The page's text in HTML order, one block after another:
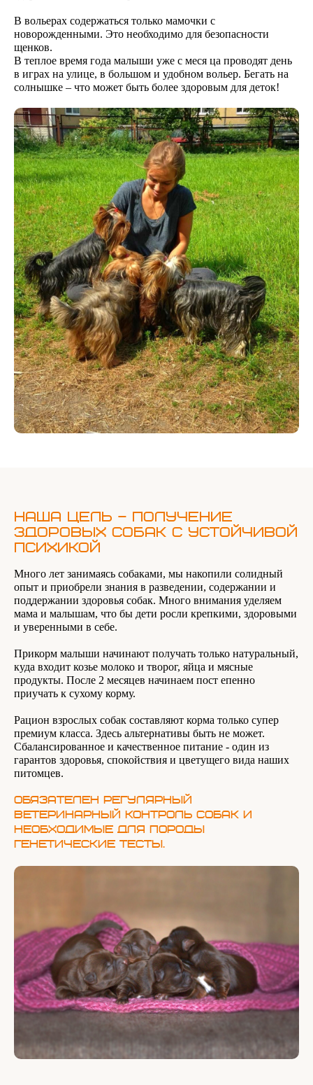
В вольерах содержаться только мамочки с
новорожденными. Это необходимо для безопасности
щенков.
В теплое время года малыши уже с меся ца проводят день
в играх на улице, в большом и удобном вольер. Бегать на
солнышке – что может быть более здоровым для деток!
Наша цель – получение
здоровых собак с устойчивой
психикой
Много лет занимаясь собаками, мы накопили солидный
опыт и приобрели знания в разведении, содержании и
поддержании здоровья собак. Много внимания уделяем
мама и малышам, что бы дети росли крепкими, здоровыми
и уверенными в себе.
Прикорм малыши начинают получать только натуральный,
куда входит козье молоко и творог, яйца и мясные
продукты. После 2 месяцев начинаем пост епенно
приучать к сухому корму.
Рацион взрослых собак составляют корма только супер
премиум класса. Здесь альтернативы быть не может.
Сбалансированное и качественное питание - один из
гарантов здоровья, спокойствия и цветущего вида наших
питомцев.
Обязателен регулярный
ветеринарный контроль собак и
необходимые для породы
генетические тесты.